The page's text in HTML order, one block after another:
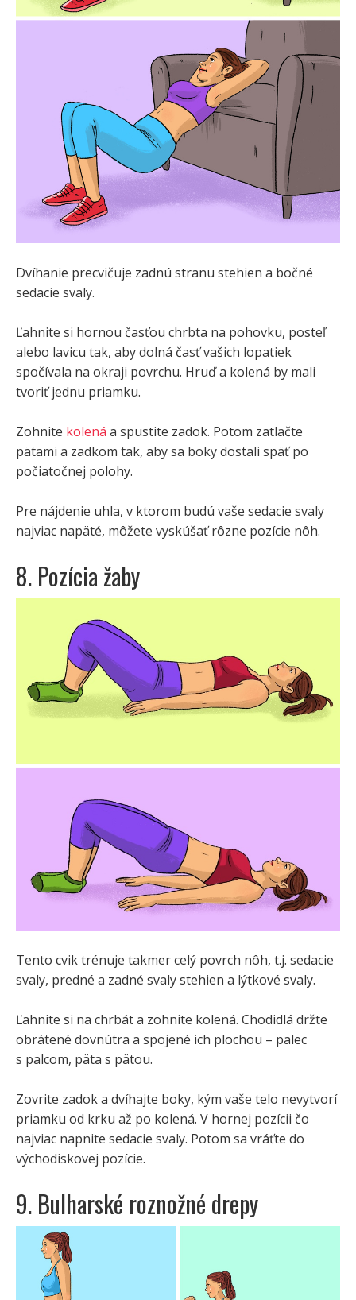
Dvíhanie precvičuje zadnú stranu stehien a bočné
sedacie svaly.
Ľahnite si hornou časťou chrbta na pohovku, posteľ
alebo lavicu tak, aby dolná časť vašich lopatiek
spočívala na okraji povrchu. Hruď a kolená by mali
tvoriť jednu priamku.
Zohnite kolená a spustite zadok. Potom zatlačte
pätami a zadkom tak, aby sa boky dostali späť po
počiatočnej polohy.
Pre nájdenie uhla, v ktorom budú vaše sedacie svaly
najviac napäté, môžete vyskúšať rôzne pozície nôh.
8. Pozícia žaby
Tento cvik trénuje takmer celý povrch nôh, t.j. sedacie
svaly, predné a zadné svaly stehien a lýtkové svaly.
Ľahnite si na chrbát a zohnite kolená. Chodidlá držte
obrátené dovnútra a spojené ich plochou – palec
s palcom, päta s pätou.
Zovrite zadok a dvíhajte boky, kým vaše telo nevytvorí
priamku od krku až po kolená. V hornej pozícii čo
najviac napnite sedacie svaly. Potom sa vráťte do
východiskovej pozície.
9. Bulharské roznožné drepy